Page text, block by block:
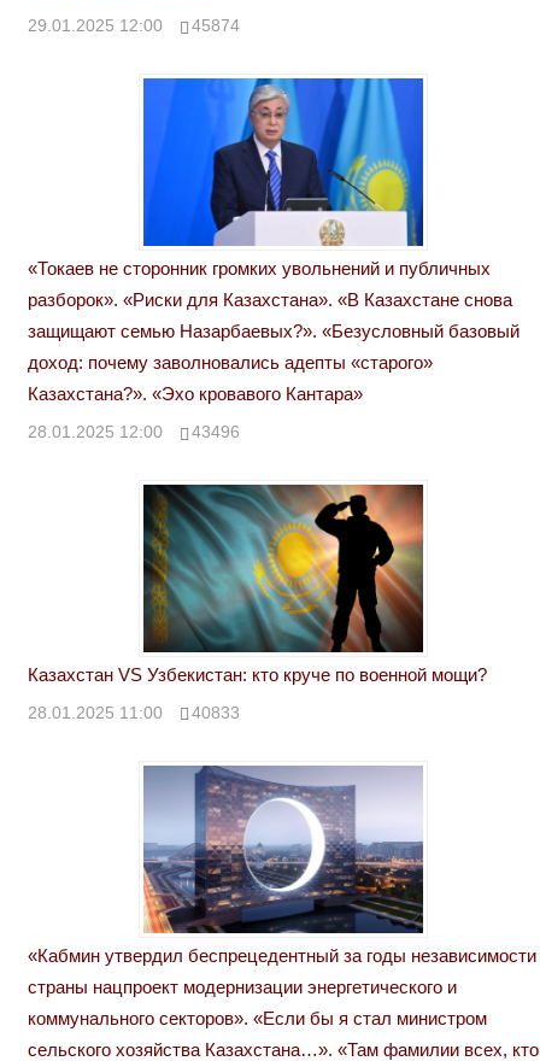
29.01.2025 12:00 45874
«Токаев не сторонник громких увольнений и публичных
разборок». «Риски для Казахстана». «В Казахстане снова
защищают семью Назарбаевых?». «Безусловный базовый
доход: почему заволновались адепты «старого»
Казахстана?». «Эхо кровавого Кантара»
28.01.2025 12:00 43496
Казахстан VS Узбекистан: кто круче по военной мощи?
28.01.2025 11:00 40833
«Кабмин утвердил беспрецедентный за годы независимости
страны нацпроект модернизации энергетического и
коммунального секторов». «Если бы я стал министром
сельского хозяйства Казахстана…». «Там фамилии всех, кто